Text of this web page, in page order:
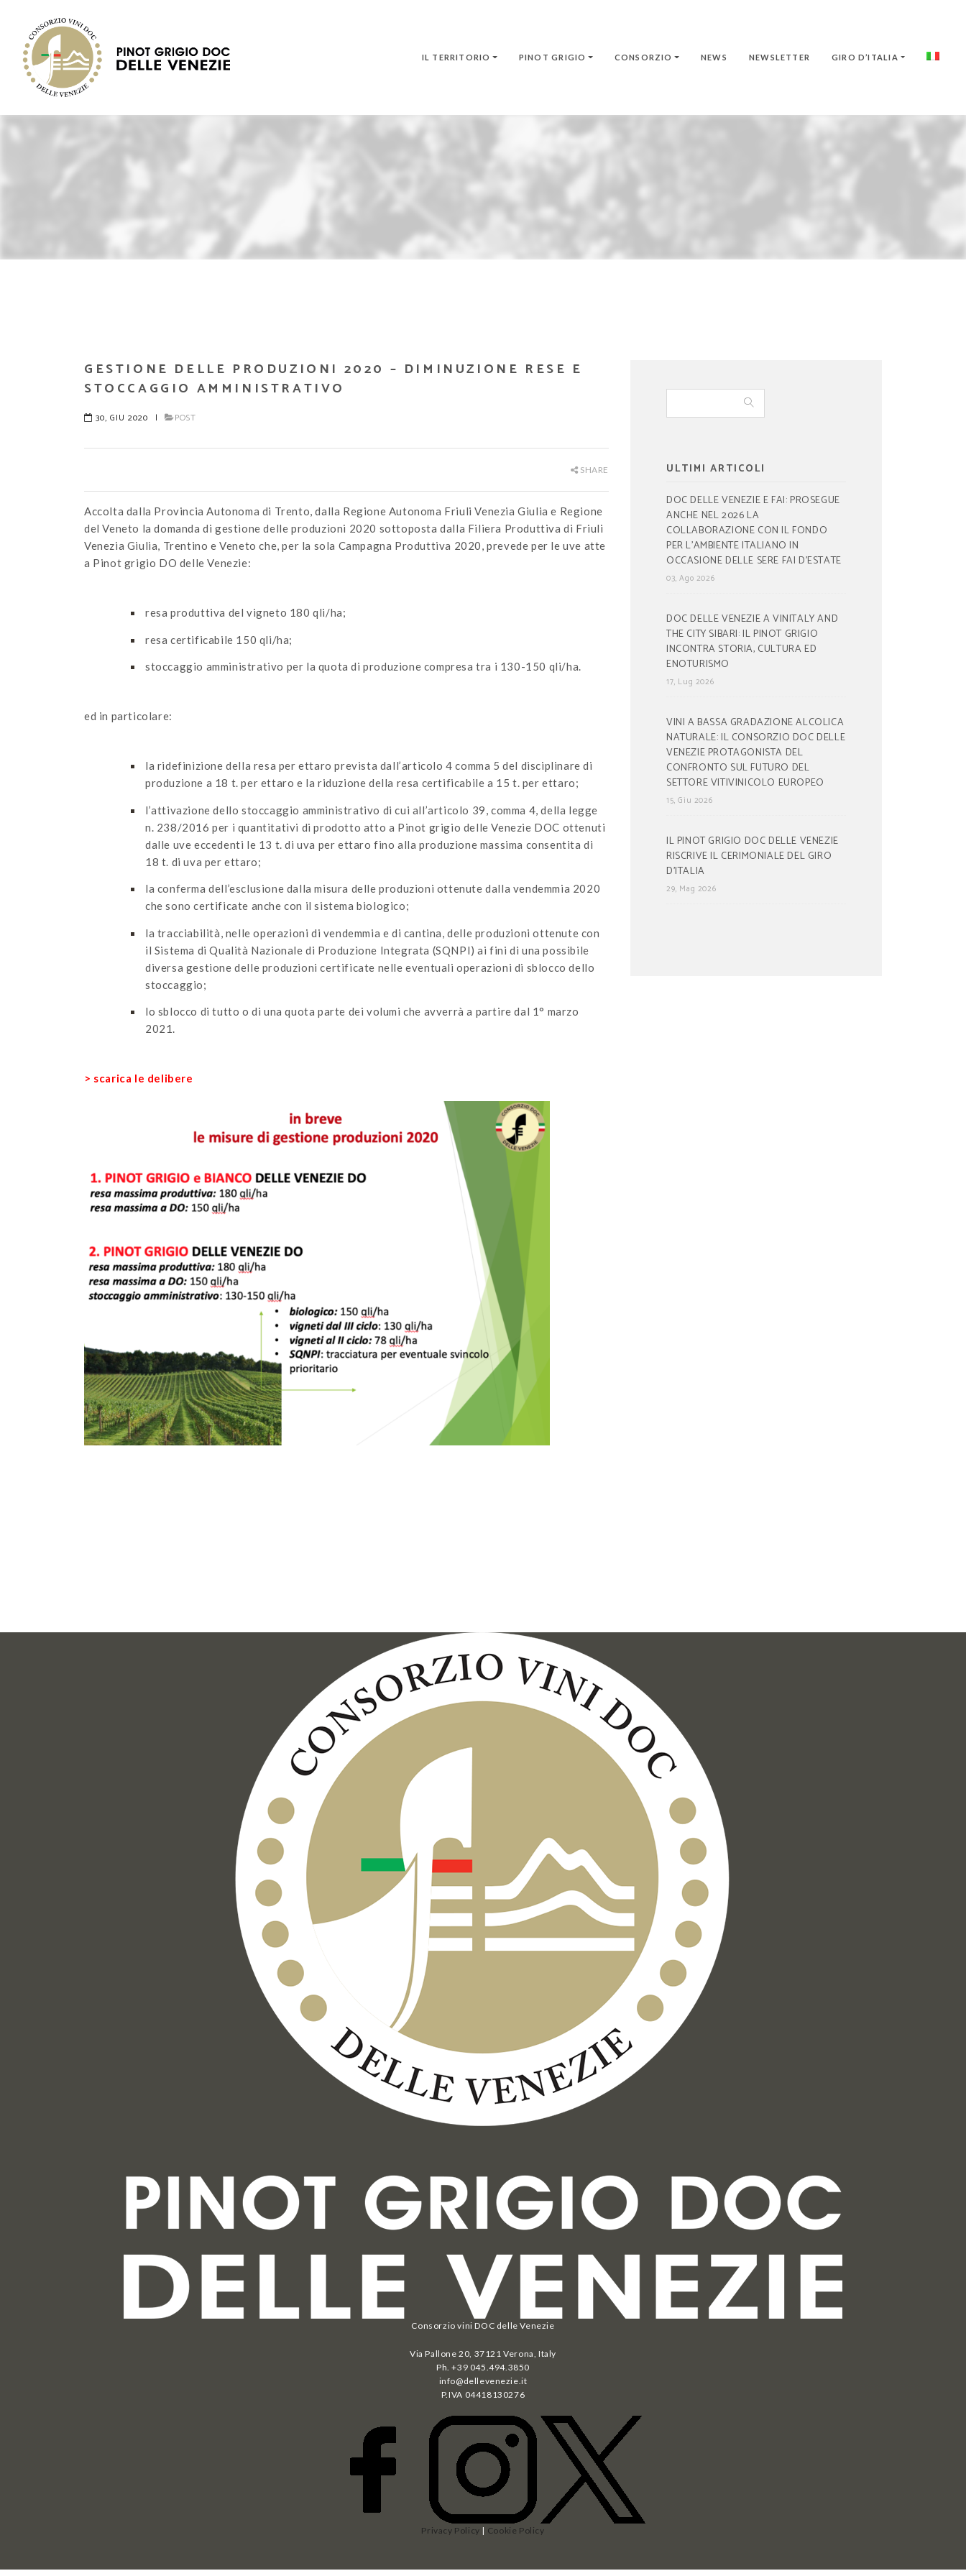
IL TERRITORIO PINOT GRIGIO CONSORZIO NEWS NEWSLETTER GIRO D’ITALIA
GESTIONE DELLE PRODUZIONI 2020 – DIMINUZIONE RESE E
STOCCAGGIO AMMINISTRATIVO
30, GIU 2020 | POST
SHARE
Accolta dalla Provincia Autonoma di Trento, dalla Regione Autonoma Friuli Venezia Giulia e Regione
del Veneto la domanda di gestione delle produzioni 2020 sottoposta dalla Filiera Produttiva di Friuli
Venezia Giulia, Trentino e Veneto che, per la sola Campagna Produttiva 2020, prevede per le uve atte
a Pinot grigio DO delle Venezie:
resa produttiva del vigneto 180 qli/ha;
resa certificabile 150 qli/ha;
stoccaggio amministrativo per la quota di produzione compresa tra i 130-150 qli/ha.
ed in particolare:
la ridefinizione della resa per ettaro prevista dall’articolo 4 comma 5 del disciplinare di
produzione a 18 t. per ettaro e la riduzione della resa certificabile a 15 t. per ettaro;
l’attivazione dello stoccaggio amministrativo di cui all’articolo 39, comma 4, della legge
n. 238/2016 per i quantitativi di prodotto atto a Pinot grigio delle Venezie DOC ottenuti
dalle uve eccedenti le 13 t. di uva per ettaro fino alla produzione massima consentita di
18 t. di uva per ettaro;
la conferma dell’esclusione dalla misura delle produzioni ottenute dalla vendemmia 2020
che sono certificate anche con il sistema biologico;
la tracciabilità, nelle operazioni di vendemmia e di cantina, delle produzioni ottenute con
il Sistema di Qualità Nazionale di Produzione Integrata (SQNPI) ai fini di una possibile
diversa gestione delle produzioni certificate nelle eventuali operazioni di sblocco dello
stoccaggio;
lo sblocco di tutto o di una quota parte dei volumi che avverrà a partire dal 1° marzo
2021.
> scarica le delibere
ULTIMI ARTICOLI
DOC DELLE VENEZIE E FAI: PROSEGUE
ANCHE NEL 2026 LA
COLLABORAZIONE CON IL FONDO
PER L’AMBIENTE ITALIANO IN
OCCASIONE DELLE SERE FAI D’ESTATE
03, Ago 2026
DOC DELLE VENEZIE A VINITALY AND
THE CITY SIBARI: IL PINOT GRIGIO
INCONTRA STORIA, CULTURA ED
ENOTURISMO
17, Lug 2026
VINI A BASSA GRADAZIONE ALCOLICA
NATURALE: IL CONSORZIO DOC DELLE
VENEZIE PROTAGONISTA DEL
CONFRONTO SUL FUTURO DEL
SETTORE VITIVINICOLO EUROPEO
15, Giu 2026
IL PINOT GRIGIO DOC DELLE VENEZIE
RISCRIVE IL CERIMONIALE DEL GIRO
D’ITALIA
29, Mag 2026
Consorzio vini DOC delle Venezie
Via Pallone 20, 37121 Verona, Italy
Ph. +39 045.494.3850
info@dellevenezie.it
P.IVA 04418130276
Privacy Policy | Cookie Policy